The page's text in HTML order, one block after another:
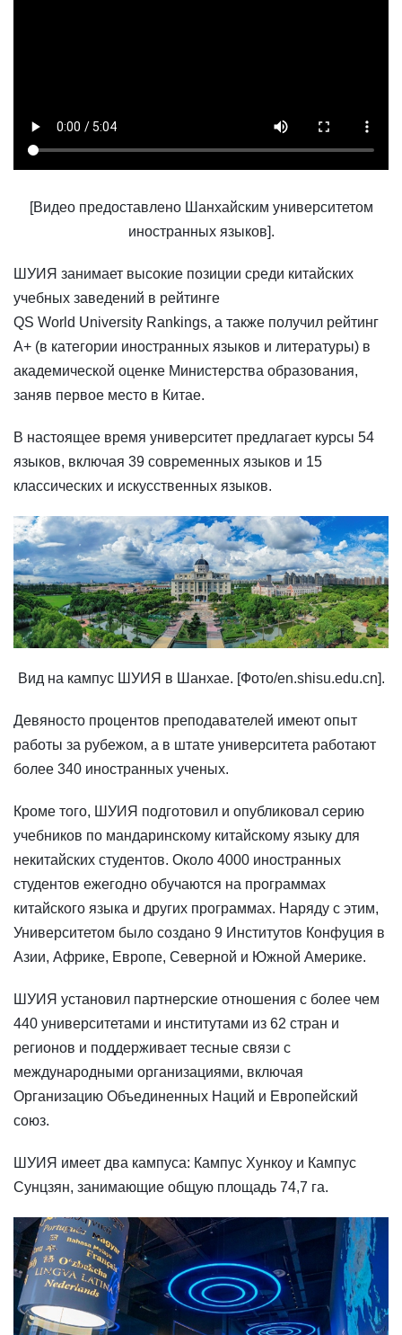
[Видео предоставлено Шанхайским университетом
иностранных языков].
ШУИЯ занимает высокие позиции среди китайских
учебных заведений в рейтинге
QS World University Rankings, а также получил рейтинг
A+ (в категории иностранных языков и литературы) в
академической оценке Министерства образования,
заняв первое место в Китае.
В настоящее время университет предлагает курсы 54
языков, включая 39 современных языков и 15
классических и искусственных языков.
Вид на кампус ШУИЯ в Шанхае. [Фото/en.shisu.edu.cn].
Девяносто процентов преподавателей имеют опыт
работы за рубежом, а в штате университета работают
более 340 иностранных ученых.
Кроме того, ШУИЯ подготовил и опубликовал серию
учебников по мандаринскому китайскому языку для
некитайских студентов. Около 4000 иностранных
студентов ежегодно обучаются на программах
китайского языка и других программах. Наряду с этим,
Университетом было создано 9 Институтов Конфуция в
Азии, Африке, Европе, Северной и Южной Америке.
ШУИЯ установил партнерские отношения с более чем
440 университетами и институтами из 62 стран и
регионов и поддерживает тесные связи с
международными организациями, включая
Организацию Объединенных Наций и Европейский
союз.
ШУИЯ имеет два кампуса: Кампус Хункоу и Кампус
Сунцзян, занимающие общую площадь 74,7 га.